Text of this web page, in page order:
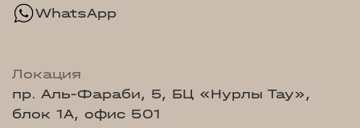
WhatsApp
Локация
пр. Аль-Фараби, 5, БЦ «Нурлы Тау»,
блок 1А, офис 501